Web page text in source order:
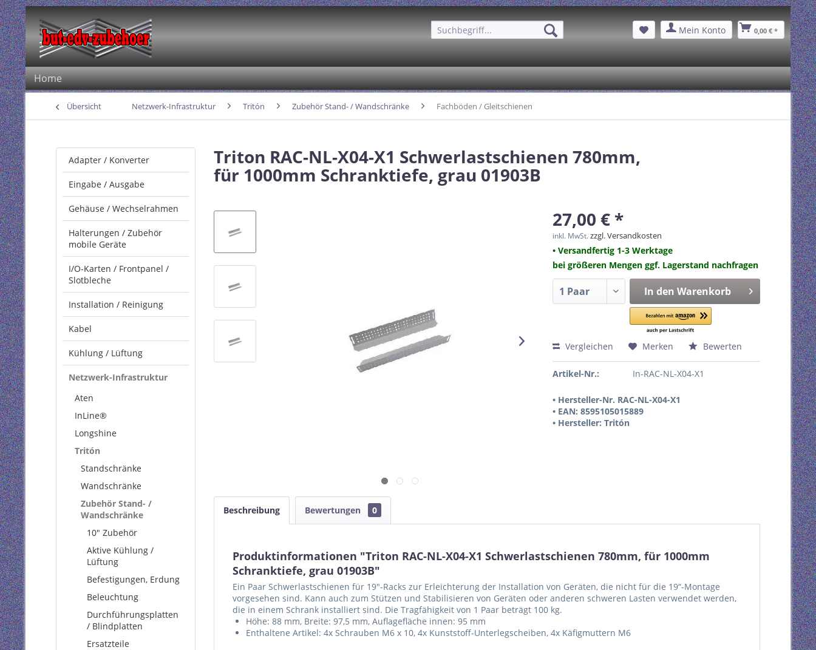
Mein Konto 0,00 € *
Home
Übersicht Netzwerk-Infrastruktur Tritón Zubehör Stand- / Wandschränke Fachböden / Gleitschienen
Adapter / Konverter
Eingabe / Ausgabe
Gehäuse / Wechselrahmen
Halterungen / Zubehör
mobile Geräte
I/O-Karten / Frontpanel /
Slotbleche
Installation / Reinigung
Kabel
Kühlung / Lüftung
Netzwerk-Infrastruktur
Aten
InLine®
Longshine
Tritón
Standschränke
Wandschränke
Zubehör Stand- /
Wandschränke
10" Zubehör
Aktive Kühlung /
Lüftung
Befestigungen, Erdung
Beleuchtung
Durchführungsplatten
/ Blindplatten
Ersatzteile
Triton RAC-NL-X04-X1 Schwerlastschienen 780mm,
für 1000mm Schranktiefe, grau 01903B
27,00 € *
inkl. MwSt.zzgl. Versandkosten
• Versandfertig 1-3 Werktage
bei größeren Mengen ggf. Lagerstand nachfragen
In den Warenkorb
Vergleichen Merken Bewerten
Artikel-Nr.: In-RAC-NL-X04-X1
• Hersteller-Nr. RAC-NL-X04-X1
• EAN: 8595105015889
• Hersteller: Tritón
Beschreibung Bewertungen 0
Produktinformationen "Triton RAC-NL-X04-X1 Schwerlastschienen 780mm, für 1000mm
Schranktiefe, grau 01903B"
Ein Paar Schwerlastschienen für 19"-Racks zur Erleichterung der Installation von Geräten, die nicht für die 19“-Montage
vorgesehen sind. Kann auch zum Stützen und Stabilisieren von Geräten oder anderen schweren Lasten verwendet werden,
die in einem Schrank installiert sind. Die Tragfähigkeit von 1 Paar beträgt 100 kg.
Höhe: 88 mm, Breite: 97,5 mm, Auflagefläche innen: 95 mm
Enthaltene Artikel: 4x Schrauben M6 x 10, 4x Kunststoff-Unterlegscheiben, 4x Käfigmuttern M6